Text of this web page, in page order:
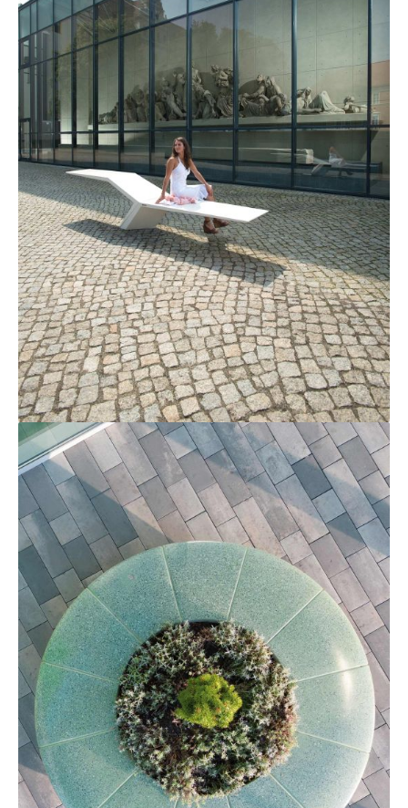
their CMP to
add this
the list of
technologies
used.
Powered by
Usercentrics
Consent
Management
Platform